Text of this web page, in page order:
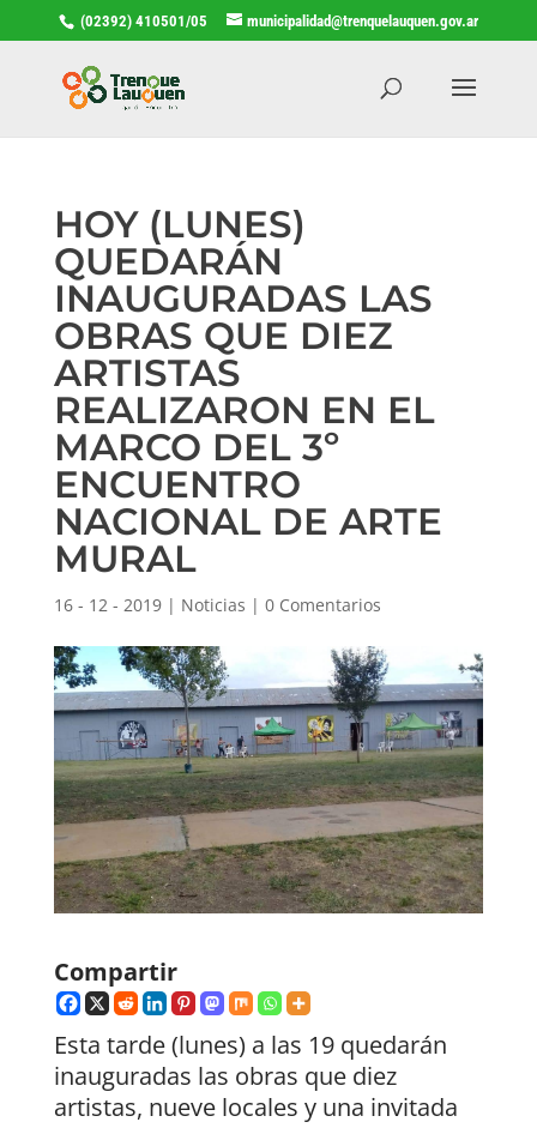
(02392) 410501/05 municipalidad@trenquelauquen.gov.ar
HOY (LUNES)
QUEDARÁN
INAUGURADAS LAS
OBRAS QUE DIEZ
ARTISTAS
REALIZARON EN EL
MARCO DEL 3º
ENCUENTRO
NACIONAL DE ARTE
MURAL
16 - 12 - 2019| Noticias | 0 Comentarios
Compartir
Esta tarde (lunes) a las 19 quedarán
inauguradas las obras que diez
artistas, nueve locales y una invitada